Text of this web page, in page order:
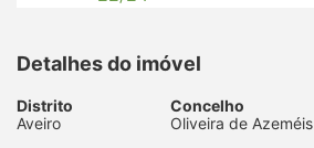
Detalhes do imóvel
Distrito
Aveiro
Concelho
Oliveira de Azeméis